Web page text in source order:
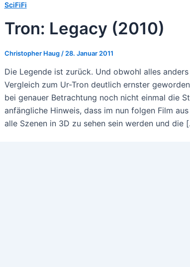
SciFiFi
Tron: Legacy (2010)
Christopher Haug / 28. Januar 2011
Die Legende ist zurück. Und obwohl alles
Vergleich zum Ur-Tron deutlich ernster
bei genauer Betrachtung noch nicht einmal die
anfängliche Hinweis, dass im nun folgen Film
alle Szenen in 3D zu sehen sein werden und die